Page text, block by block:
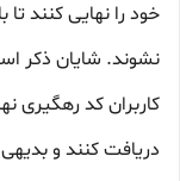
خود را نهایی کنند تا
نشوند. شایان ذکر
کاربران کد رهگیری
دریافت کنند و